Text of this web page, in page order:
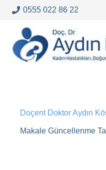
0555 022 86 22
Doçent Doktor Aydın
Makale Güncellenme